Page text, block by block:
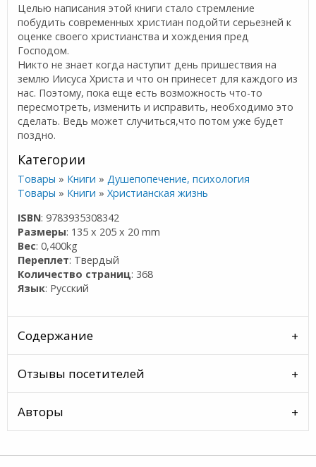
Целью написания этой книги стало стремление
побудить современных христиан подойти серьезней к
оценке своего христианства и хождения пред
Господом.
Никто не знает когда наступит день пришествия на
землю Иисуса Христа и что он принесет для каждого из
нас. Поэтому, пока еще есть возможность что-то
пересмотреть, изменить и исправить, необходимо это
сделать. Ведь может случиться,что потом уже будет
поздно.
Категории
Товары » Книги »Душепопечение, психология
Товары » Книги »Христианская жизнь
ISBN: 9783935308342
Размеры: 135 x 205 x 20 mm
Вес: 0,400kg
Переплет: Твердый
Количество страниц: 368
Язык: Русский
Содержание
Отзывы посетителей
Авторы